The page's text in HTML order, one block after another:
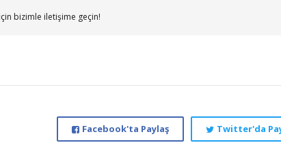
bizimle iletişime geçin!
Twitter'da
Facebook'ta Paylaş